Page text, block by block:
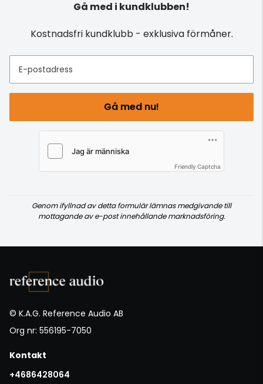
Gå med i kundklubben!
Kostnadsfri kundklubb - exklusiva förmåner.
E-postadress
Gå med nu!
Friendly Captcha
Genom ifyllnad av detta formulär lämnas medgivande till
mottagande av e-post innehållande marknadsföring.
© K.A.G. Reference Audio AB
Org nr: 556195-7050
Kontakt
+4686428064